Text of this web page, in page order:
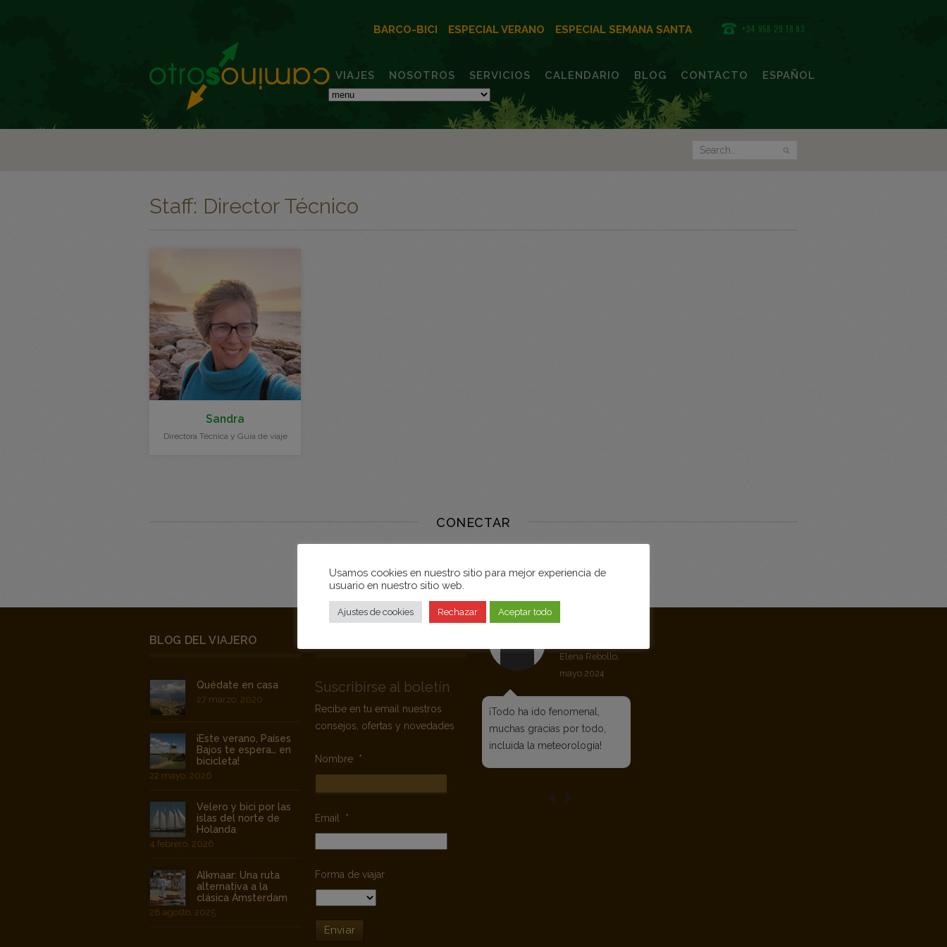
BARCO-BICI ESPECIAL VERANO ESPECIAL SEMANA SANTA +34 958 29 18 93
VIAJES NOSOTROS SERVICIOS CALENDARIO BLOG CONTACTO ESPAÑOL
Staff: Director Técnico
Sandra
Directora Técnica y Guía de viaje
CONECTAR
BLOG DEL VIAJERO
Quédate en casa
27 marzo, 2020
¡Este verano, Países
Bajos te espera… en
bicicleta!
22 mayo, 2026
Velero y bici por las
islas del norte de
Holanda
4 febrero, 2026
Alkmaar: Una ruta
alternativa a la
clásica Ámsterdam
28 agosto, 2025
Suscribirse al boletín
Recibe en tu email nuestros
consejos, ofertas y novedades
Nombre *
Email *
Forma de viajar
Enviar
Fenomenal
Elena Rebollo,
mayo 2024
¡Todo ha ido fenomenal,
muchas gracias por todo,
incluida la meteorología!
Usamos cookies en nuestro sitio para mejor experiencia de
usuario en nuestro sitio web.
Ajustes de cookies Rechazar Aceptar todo